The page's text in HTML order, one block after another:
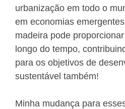
urbanização em todo o
em economias
madeira pode
longo do tempo,
para os objetivos de
sustentável também!
Minha mudança para